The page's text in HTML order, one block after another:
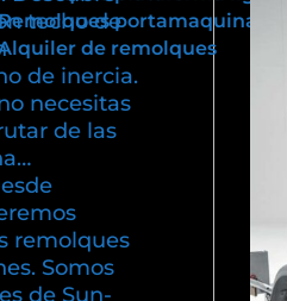
techo de
de inercia.
necesitas
de las
remolques
Somos
de Sun-
portamaquinaria
de remolques